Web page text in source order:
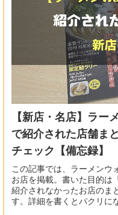
【新店・名店】ラー
で紹介された店舗ま
チェック【備忘録】
この記事では、ラーメンウ
お店を掲載。書いた目的は
紹介されなかったお店のま
す。詳細を書くとパクリに